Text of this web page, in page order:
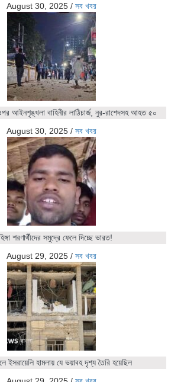
August 30, 2025 / সব খবর
আইনশৃঙ্খলা বাহিনীর লাঠিচার্জ, নুর-রাশেদসহ আহত ৫০
August 30, 2025 / সব খবর
শরণার্থীদের সমুদ্রে ফেলে দিচ্ছে ভারত!
August 29, 2025 / সব খবর
ইসরায়েলি হামলায় যে ভয়াবহ দৃশ্য তৈরি হয়েছিল